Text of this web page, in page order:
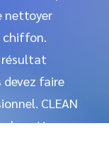
nettoyer
chiffon.
résultat
devez faire
CLEAN
le nettoyage